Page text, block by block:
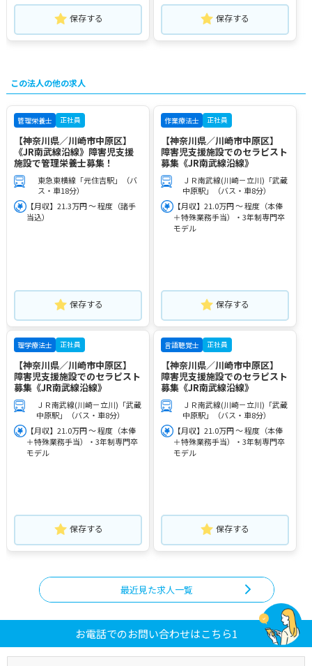
保存する 保存する
この法人の他の求人
管理栄養士 正社員
【神奈川県／川崎市中原区】
《JR南武線沿線》障害児支援
施設で管理栄養士募集！
東急東横線「元住吉駅」（バ
ス・車18分）
【月収】21.3万円 ～ 程度（諸手
当込）
保存する
作業療法士 正社員
【神奈川県／川崎市中原区】
障害児支援施設でのセラピスト
募集《JR南武線沿線》
ＪＲ南武線(川崎－立川)「武蔵
中原駅」（バス・車8分）
【月収】21.0万円 ～ 程度（本俸
＋特殊業務手当）・3年制専門卒
モデル
保存する
理学療法士 正社員
【神奈川県／川崎市中原区】
障害児支援施設でのセラピスト
募集《JR南武線沿線》
ＪＲ南武線(川崎－立川)「武蔵
中原駅」（バス・車8分）
【月収】21.0万円 ～ 程度（本俸
＋特殊業務手当）・3年制専門卒
モデル
保存する
言語聴覚士 正社員
【神奈川県／川崎市中原区】
障害児支援施設でのセラピスト
募集《JR南武線沿線》
ＪＲ南武線(川崎－立川)「武蔵
中原駅」（バス・車8分）
【月収】21.0万円 ～ 程度（本俸
＋特殊業務手当）・3年制専門卒
モデル
保存する
最近見た求人一覧
お電話でのお問い合わせはこちら1